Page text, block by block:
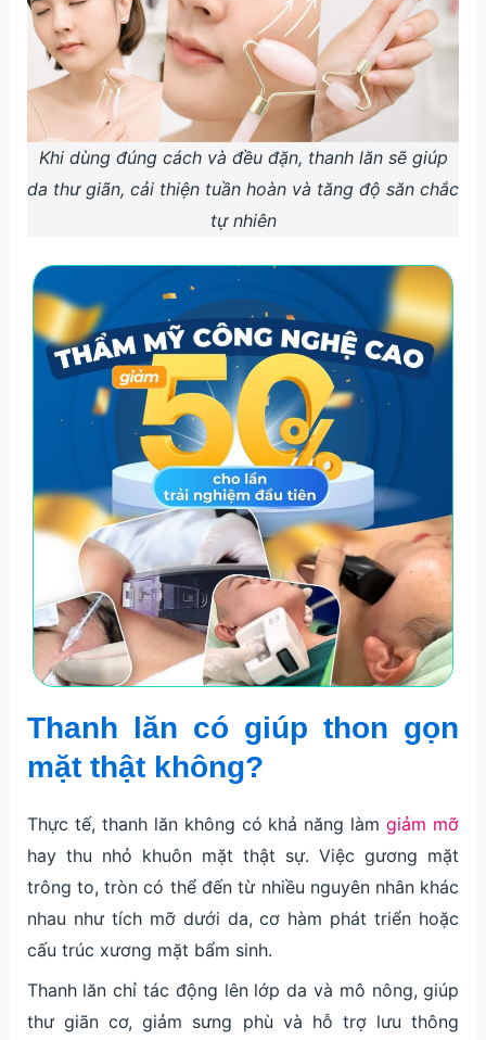
Khi dùng đúng cách và đều đặn, thanh lăn sẽ giúp
da thư giãn, cải thiện tuần hoàn và tăng độ săn chắc
tự nhiên
Thanh lăn có giúp thon gọn
mặt thật không?
Thực tế, thanh lăn không có khả năng làmgiảm mỡ
hay thu nhỏ khuôn mặt thật sự. Việc gương mặt
trông to, tròn có thể đến từ nhiều nguyên nhân khác
nhau như tích mỡ dưới da, cơ hàm phát triển hoặc
cấu trúc xương mặt bẩm sinh.
Thanh lăn chỉ tác động lên lớp da và mô nông, giúp
thư giãn cơ, giảm sưng phù và hỗ trợ lưu thông